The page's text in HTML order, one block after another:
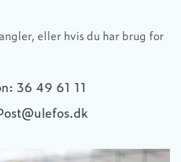
eller hvis du har brug for
36 49 61 11